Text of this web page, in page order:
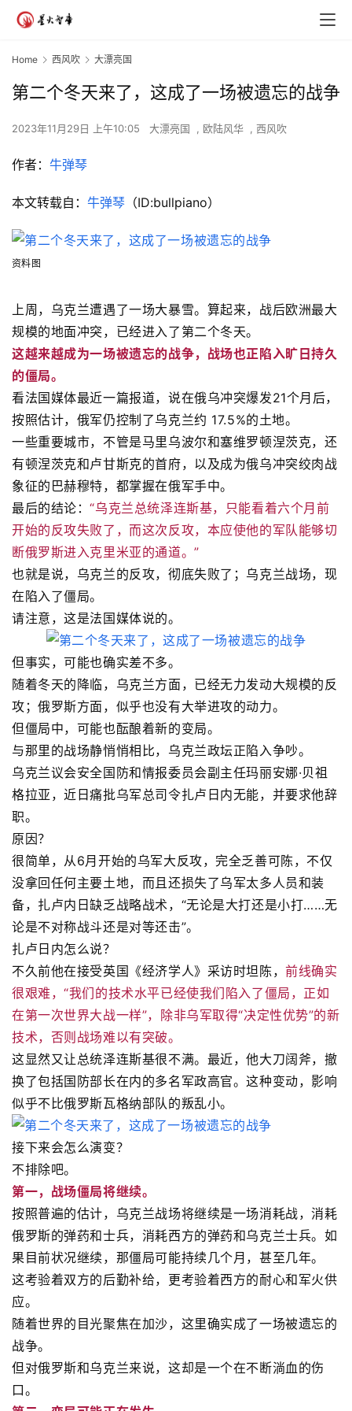
Home 西风吹 大漂亮国
第二个冬天来了，这成了一场被遗忘的战争
2023年11月29日 上午10:05 大漂亮国 , 欧陆风华 , 西风吹
作者： 牛弹琴
本文转载自： 牛弹琴 （ID:bullpiano）
资料图
上周，乌克兰遭遇了一场大暴雪。算起来，战后欧洲最大
规模的地面冲突，已经进入了第二个冬天。
这越来越成为一场被遗忘的战争，战场也正陷入旷日持久
的僵局。
看法国媒体最近一篇报道，说在俄乌冲突爆发21个月后，
按照估计，俄军仍控制了乌克兰约 17.5%的土地。
一些重要城市，不管是马里乌波尔和塞维罗顿涅茨克，还
有顿涅茨克和卢甘斯克的首府，以及成为俄乌冲突绞肉战
象征的巴赫穆特，都掌握在俄军手中。
最后的结论：“乌克兰总统泽连斯基，只能看着六个月前
开始的反攻失败了，而这次反攻，本应使他的军队能够切
断俄罗斯进入克里米亚的通道。”
也就是说，乌克兰的反攻，彻底失败了；乌克兰战场，现
在陷入了僵局。
请注意，这是法国媒体说的。
但事实，可能也确实差不多。
随着冬天的降临，乌克兰方面，已经无力发动大规模的反
攻；俄罗斯方面，似乎也没有大举进攻的动力。
但僵局中，可能也酝酿着新的变局。
与那里的战场静悄悄相比，乌克兰政坛正陷入争吵。
乌克兰议会安全国防和情报委员会副主任玛丽安娜·贝祖
格拉亚，近日痛批乌军总司令扎卢日内无能，并要求他辞
职。
原因？
很简单，从6月开始的乌军大反攻，完全乏善可陈，不仅
没拿回任何主要土地，而且还损失了乌军太多人员和装
备，扎卢内日缺乏战略战术，“无论是大打还是小打……无
论是不对称战斗还是对等还击”。
扎卢日内怎么说？
不久前他在接受英国《经济学人》采访时坦陈，前线确实
很艰难，“我们的技术水平已经使我们陷入了僵局，正如
在第一次世界大战一样”，除非乌军取得“决定性优势”的新
技术，否则战场难以有突破。
这显然又让总统泽连斯基很不满。最近，他大刀阔斧，撤
换了包括国防部长在内的多名军政高官。这种变动，影响
似乎不比俄罗斯瓦格纳部队的叛乱小。
接下来会怎么演变？
不排除吧。
第一，战场僵局将继续。
按照普遍的估计，乌克兰战场将继续是一场消耗战，消耗
俄罗斯的弹药和士兵，消耗西方的弹药和乌克兰士兵。如
果目前状况继续，那僵局可能持续几个月，甚至几年。
这考验着双方的后勤补给，更考验着西方的耐心和军火供
应。
随着世界的目光聚焦在加沙，这里确实成了一场被遗忘的
战争。
但对俄罗斯和乌克兰来说，这却是一个在不断淌血的伤
口。